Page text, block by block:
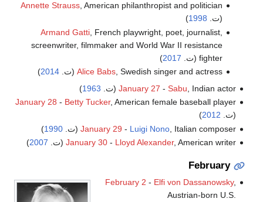
Annette Strauss, American philanthropist and politician
(ت. 1998
)
Armand Gatti , French playwright, poet, journalist,
screenwriter, filmmaker and World War II resistance
fighter (ت.
2017
)
Alice Babs , Swedish singer and actress (ت. 2014
)
January 27 - Sabu , Indian actor (ت. 1963
)
January 28 - Betty Tucker, American female baseball player
(ت. 2012
)
January 29 - Luigi Nono, Italian composer (ت. 1990
)
January 30- Lloyd Alexander, American writer (ت. 2007
)
February
February 2 - Elfi von Dassanowsky,
Austrian-born U.S.